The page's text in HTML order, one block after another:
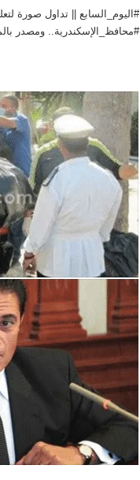
‫#‏اليوم_السابع‬ || تداول صورة
‫#‏محافظ_الإسكندرية‬.. ومصدر